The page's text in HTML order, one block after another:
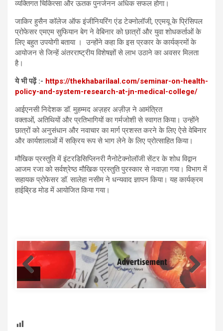
व्यक्तिगत चिकित्सा और ऊतक पुनर्जनन अधिक सफल होगा।
जाकिर हुसैन कॉलेज ऑफ इंजीनियरिंग एंड टेक्नोलॉजी, एएमयू के प्रिंसिपल
प्रोफेसर एमएम सुफियान बेग ने वेबिनार को छात्रों और युवा शोधकर्ताओं के
लिए बहुत उपयोगी बताया । उन्होंने कहा कि इस प्रकार के कार्यक्रमों के
आयोजन से जिन्हें अंतरराष्ट्रीय विशेषज्ञों से लाभ उठाने का अवसर मिलता
है।
ये भी पढ़ें :- https://thekhabarilaal.com/seminar-on-health-
policy-and-system-research-at-jn-medical-college/
आईएनसी निदेशक डॉ. मुहम्मद अज़हर अज़ीज़ ने आमंत्रित
वक्ताओं, अतिथियों और प्रतिभागियों का गर्मजोशी से स्वागत किया। उन्होंने
छात्रों को अनुसंधान और नवाचार का मार्ग प्रशस्त करने के लिए ऐसे वेबिनार
और कार्यशालाओं में सक्रिय रूप से भाग लेने के लिए प्रोत्साहित किया।
मौखिक प्रस्तुति में इंटरडिसिप्लिनरी नैनोटेक्नोलॉजी सेंटर के शोध विद्वान
आजम रजा को सर्वश्रेष्ठ मौखिक प्रस्तुति पुरस्कार से नवाज़ा गया। विभाग में
सहायक प्रोफेसर डॉ. सालेहा नसीम ने धन्यवाद ज्ञापन किया। यह कार्यक्रम
हाईब्रिड मोड में आयोजित किया गया।